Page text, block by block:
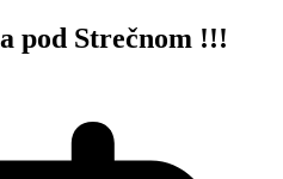
pod Strečnom !!!